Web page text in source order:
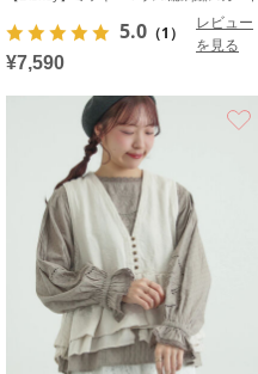
5.0 （1）
レビュー
を見る
¥7,590